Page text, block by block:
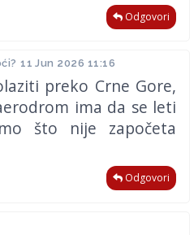
Odgovori
11 Jun 2026 11:16
preko Crne Gore,
ima da se leti
što nije započeta
Odgovori